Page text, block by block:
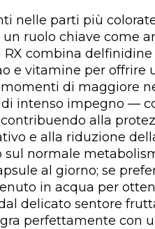
nelle parti più
un ruolo chiave come
RX combina
e vitamine per offrire
di maggiore
intenso impegno —
alla
e alla riduzione
sul normale
al giorno; se
in acqua per
delicato sentore
perfettamente con